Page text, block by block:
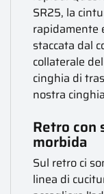
SR25, la
rapidamente
staccata dal
collaterale
cinghia di
nostra
Retro con
morbida
Sul retro ci
linea di